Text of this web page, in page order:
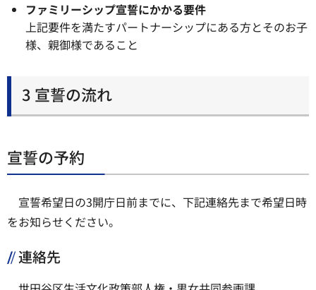
ファミリーシップ宣誓にかかる要件
上記要件を満たすパートナーシップにある方とそのお子
様、親御様であること
3 宣誓の流れ
宣誓の予約
宣誓希望日の3開庁日前までに、下記連絡先まで希望日時
をお知らせください。
連絡先